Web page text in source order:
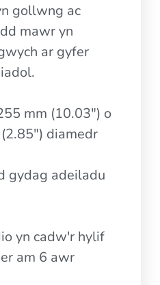
gollwng ac
mawr yn
ar gyfer
mm (10.03") o
diamedr
gydag adeiladu
yn cadw'r hylif
am 6 awr